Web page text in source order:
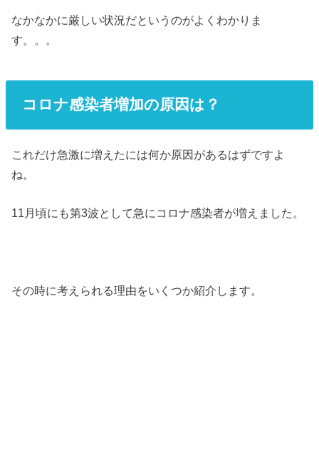
なかなかに厳しい状況だというのがよくわかりま
す。。。
コロナ感染者増加の原因は？
これだけ急激に増えたには何か原因があるはずですよ
ね。
11月頃にも第3波として急にコロナ感染者が増えました。
その時に考えられる理由をいくつか紹介します。